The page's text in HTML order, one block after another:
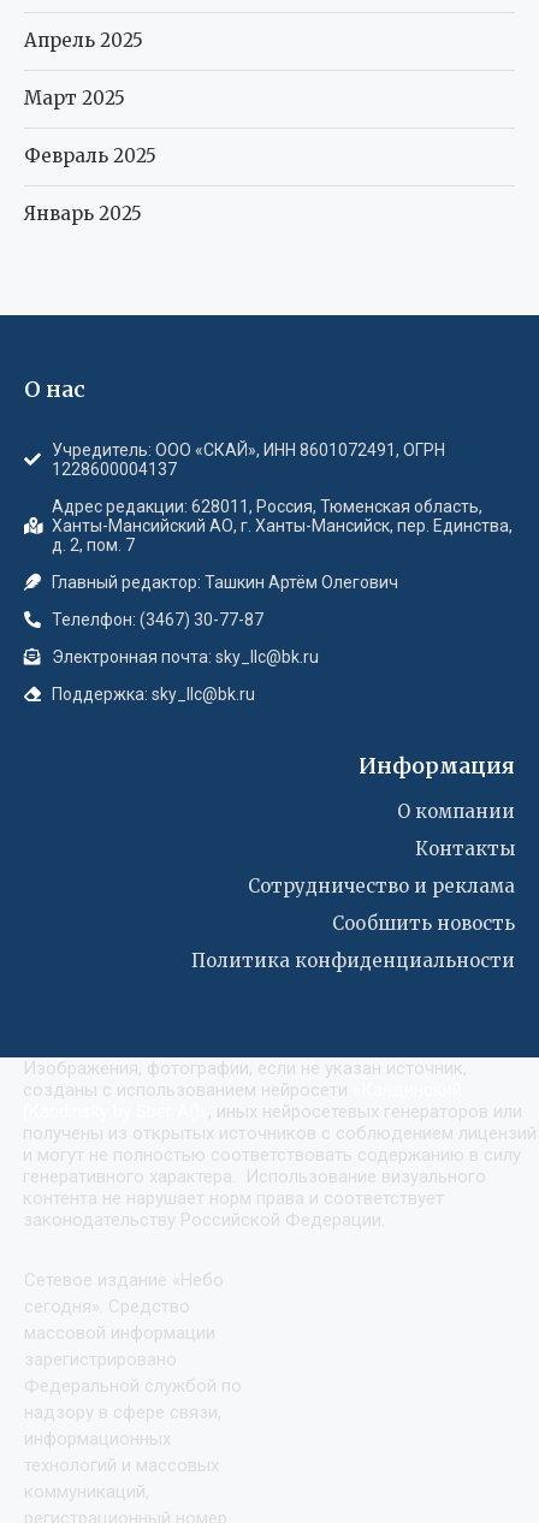
Апрель 2025
Март 2025
Февраль 2025
Январь 2025
О нас
Учредитель: ООО «СКАЙ», ИНН 8601072491, ОГРН
1228600004137
Адрес редакции: 628011, Россия, Тюменская область,
Ханты-Мансийский АО, г. Ханты-Мансийск, пер. Единства,
д. 2, пом. 7
Главный редактор: Ташкин Артём Олегович
Телелфон: (3467) 30-77-87
Электронная почта: sky_llc@bk.ru
Поддержка: sky_llc@bk.ru
Информация
О компании
Контакты
Сотрудничество и реклама
Сообшить новость
Политика конфиденциальности
Изображения, фотографии, если не указан источник,
созданы с использованием нейросети
, иных нейросетевых генераторов или
получены из открытых источников с соблюдением лицензий
и могут не полностью соответствовать содержанию в силу
генеративного характера. Использование визуального
контента не нарушает норм права и соответствует
законодательству Российской Федерации.
Сетевое издание «Небо
сегодня». Средство
массовой информации
зарегистрировано
Федеральной службой по
надзору в сфере связи,
информационных
технологий и массовых
коммуникаций,
регистрационный номер